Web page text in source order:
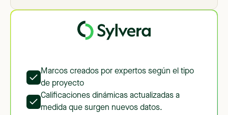
Marcos creados por expertos según el tipo
de proyecto
Calificaciones dinámicas actualizadas a
medida que surgen nuevos datos.